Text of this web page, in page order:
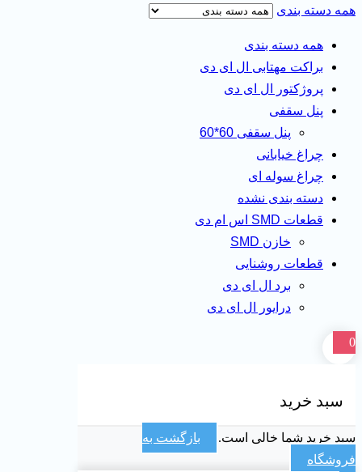
همه دسته بندی
همه دسته بندی
براکت مهتابی ال ای دی
پروژکتور ال ای دی
پنل سقفی
پنل سقفی 60*60
چراغ خیابانی
چراغ سوله ای
دسته بندی نشده
قطعات SMD اس ام دی
خازن SMD
قطعات روشنایی
برد ال ای دی
درایور ال ای دی
0
سبد خرید
سبد خرید شما خالی است.
بازگشت به
فروشگاه